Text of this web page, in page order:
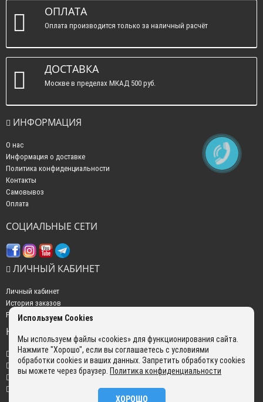
ОПЛАТА
Оплата производится только за наличный расчёт
ДОСТАВКА
Москве в пределах МКАД 500 руб.
ИНФОРМАЦИЯ
О нас
Информация о доставке
Политика конфиденциальности
Контакты
Самовывоз
Оплата
СОЦИАЛЬНЫЕ СЕТИ
ЛИЧНЫЙ КАБИНЕТ
Личный кабинет
История заказов
Рассылка новостей
НАШИ КОНТАКТЫ
+7 (499) 350-22-51
sales@gokyo.ru
пн. - пт. : с 10:00 до 18:00 сб. c 10:00 до 14:00 воскресенье : выходной.
г. Москва, Россия, Улица Сущёвский Вал, 5 с20
Используем Cookies
Мы используем файлы «cookies» для функционирования сайта.
Нажмите "Хорошо", если вы соглашаетесь с условиями
обработки cookies и ваших данных. Запретить обработку cookies
вы можете через браузер. Политика конфиденциальности
ХОРОШО